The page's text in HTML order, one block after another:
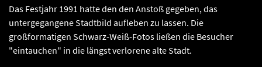
Das Festjahr 1991 hatte den den Anstoß gegeben, das
untergegangene Stadtbild aufleben zu lassen. Die
großformatigen Schwarz-Weiß-Fotos ließen die Besucher
"eintauchen" in die längst verlorene alte Stadt.